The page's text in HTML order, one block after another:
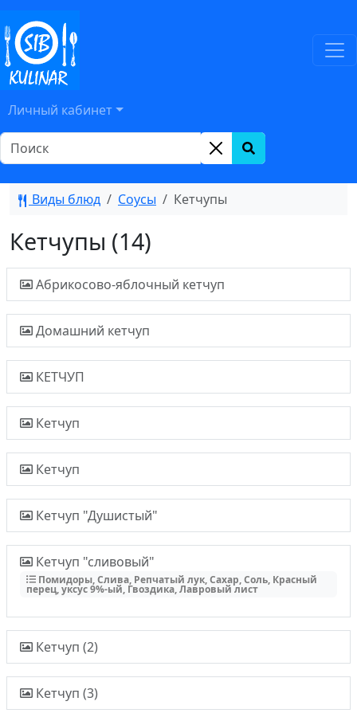
Личный кабинет
Виды блюд Соусы Кетчупы
Кетчупы (14)
Абрикосово-яблочный кетчуп
Домашний кетчуп
КЕТЧУП
Кетчуп
Кетчуп
Кетчуп "Душистый"
Кетчуп "сливовый"
Помидоры, Слива, Репчатый лук, Сахар, Соль, Красный
перец, уксус 9%-ый, Гвоздика, Лавровый лист
Кетчуп (2)
Кетчуп (3)